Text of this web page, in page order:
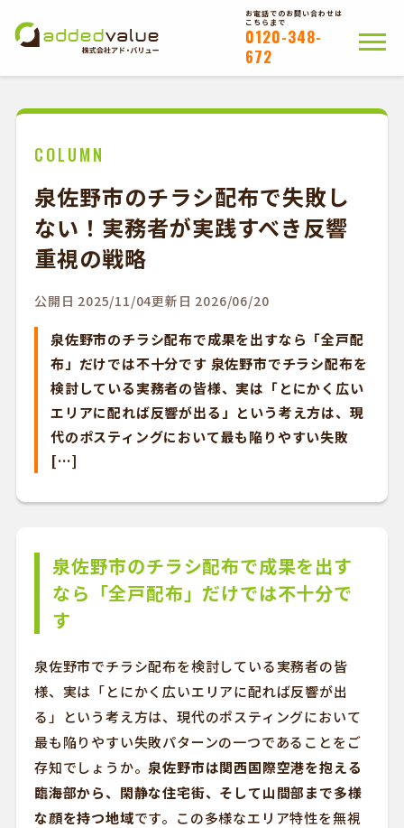
お電話でのお問い合わせは
こちらまで
0120-348-
672
お問い合わせ
かんたんWEB注文
COLUMN
泉佐野市のチラシ配布で失敗し
ない！実務者が実践すべき反響
重視の戦略
公開日 2025/11/04更新日 2026/06/20
泉佐野市のチラシ配布で成果を出すなら「全戸配
布」だけでは不十分です 泉佐野市でチラシ配布を
検討している実務者の皆様、実は「とにかく広い
エリアに配れば反響が出る」という考え方は、現
代のポスティングにおいて最も陥りやすい失敗
[…]
泉佐野市のチラシ配布で成果を出す
なら「全戸配布」だけでは不十分で
す
泉佐野市でチラシ配布を検討している実務者の皆
様、実は「とにかく広いエリアに配れば反響が出
る」という考え方は、現代のポスティングにおいて
最も陥りやすい失敗パターンの一つであることをご
存知でしょうか。 泉佐野市は関西国際空港を抱える
臨海部から、閑静な住宅街、そして山間部まで多様
な顔を持つ地域です。この多様なエリア特性を無視